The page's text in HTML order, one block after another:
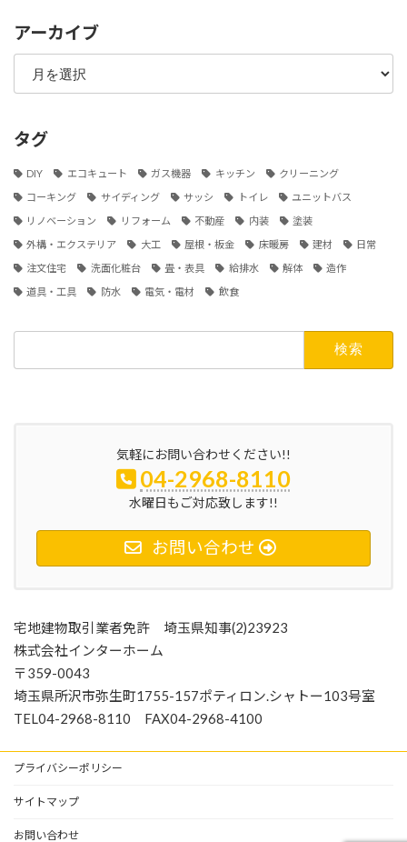
アーカイブ
ア
カ
ブ
タグ
DIY エコキュート ガス機器 キッチン
クリーニング
コーキング
サイディング サッシ トイレ
ユニットバス
リノベーション
リフォーム 不動産 内装
塗装
外構・エクステリア
大工 屋根・板金 床暖房 建材
日常
注文住宅
洗面化粧台 畳・表具 給排水 解体
造作
道具・工具
防水 電気・電材 飲食
気軽にお問い合わせください!!
04-2968-8110
水曜日もご対応致します!!
お問い合わせ
宅地建物取引業者免許 埼玉県知事(2)23923
株式会社インターホーム
〒359-0043
埼玉県所沢市弥生町1755-157ポティロン.シャトー103号室
TEL04-2968-8110 FAX04-2968-4100
プライバシーポリシー
サイトマップ
お問い合わせ